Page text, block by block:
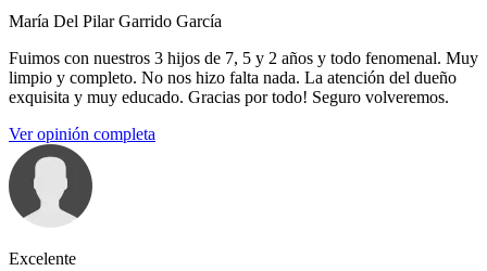
María Del Pilar Garrido García
Fuimos con nuestros 3 hijos de 7, 5 y 2 años y todo fenomenal. Muy
limpio y completo. No nos hizo falta nada. La atención del dueño
exquisita y muy educado. Gracias por todo! Seguro volveremos.
Ver opinión completa
Excelente